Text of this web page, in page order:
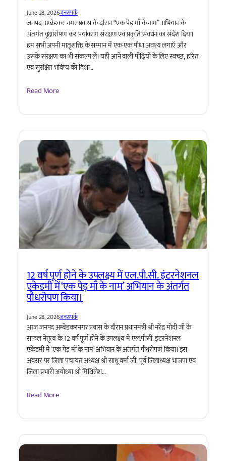
June 28, 2026जनसंपर्क
जनपद अम्बेडकर नगर प्रवास के दौरान “एक पेड़ माँ के नाम” अभियान के
अंतर्गत वृक्षारोपण कर पर्यावरण संरक्षण एवं प्रकृति संवर्धन का संदेश दिया।
हम सभी अपनी मातृशक्ति के सम्मान में एक-एक पौधा अवश्य लगाएँ और
उसके संरक्षण का भी संकल्प लें। यही आने वाली पीढ़ियों के लिए स्वच्छ, हरित
एवं सुरक्षित भविष्य की दिशा…
Read More
12 वर्ष पूर्ण होने के उपलक्ष्य में एल.पी.सी. इंटरनेशनल
एकेडमी में ‘एक पेड़ माँ के नाम’ अभियान के अंतर्गत
पौधरोपण किया।
June 28, 2026जनसंपर्क
आज जनपद अम्बेडकरनगर प्रवास के दौरान प्रधानमंत्री श्री नरेंद्र मोदी जी के
सफल नेतृत्व के 12 वर्ष पूर्ण होने के उपलक्ष्य में एल.पी.सी. इंटरनेशनल
एकेडमी में ‘एक पेड़ माँ के नाम’ अभियान के अंतर्गत पौधरोपण किया। इस
अवसर पर जिला पंचायत अध्यक्ष श्री साधू वर्मा जी, पूर्व जिलाध्यक्ष भाजपा एवं
जिला प्रभारी अयोध्या श्री मिथिलेश…
Read More